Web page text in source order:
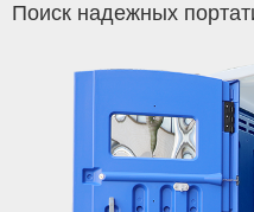
Поиск надежных